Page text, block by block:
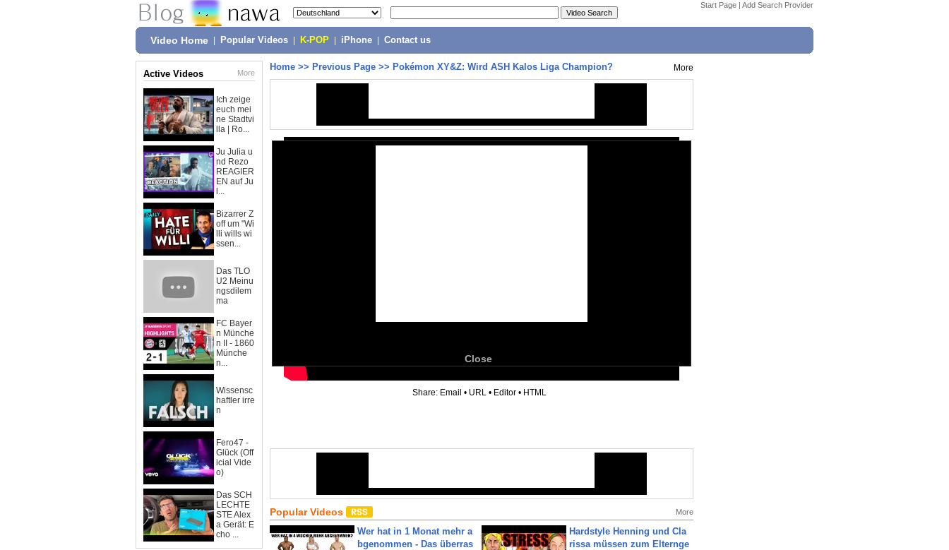
Start Page | Add Search Provider
Video Home Popular Videos K-POP iPhone Contact us
Active Videos More
Ich zeige
euch mei
ne Stadtvi
lla | Ro...
Ju Julia u
nd Rezo
REAGIER
EN auf Ju
l...
Bizarrer Z
off um "Wi
lli wills wi
ssen...
Das TLO
U2 Meinu
ngsdilem
ma
FC Bayer
n Münche
n II - 1860
Münche
n...
Wissensc
haftler irre
n
Fero47 -
Glück (Off
icial Vide
o)
Das SCH
LECHTE
STE Alex
a Gerät: E
cho ...
Home >> Previous Page >> Pokémon XY&Z: Wird ASH Kalos Liga Champion? More
Close
Share: Email • URL • Editor • HTML
Popular Videos More
Wer hat in 1 Monat mehr a
bgenommen - Das überras
Hardstyle Henning und Cla
rissa müssen zum Elternge